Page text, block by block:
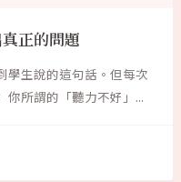
正的問題
學生說的這句話。但每次
你所謂的「聽力不好」...